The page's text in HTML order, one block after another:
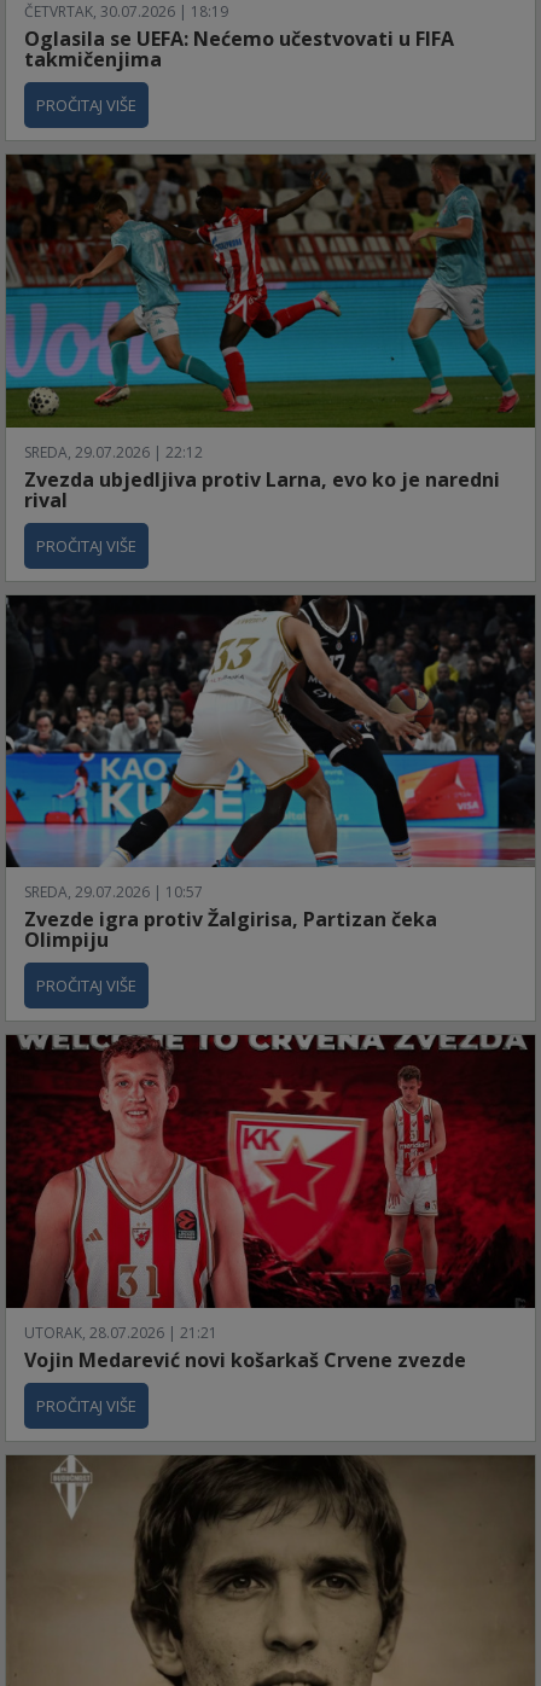
ČETVRTAK, 30.07.2026 | 18:19
Oglasila se UEFA: Nećemo učestvovati u FIFA
takmičenjima
PROČITAJ VIŠE
SREDA, 29.07.2026 | 22:12
Zvezda ubjedljiva protiv Larna, evo ko je naredni
rival
PROČITAJ VIŠE
SREDA, 29.07.2026 | 10:57
Zvezde igra protiv Žalgirisa, Partizan čeka
Olimpiju
PROČITAJ VIŠE
UTORAK, 28.07.2026 | 21:21
Vojin Medarević novi košarkaš Crvene zvezde
PROČITAJ VIŠE